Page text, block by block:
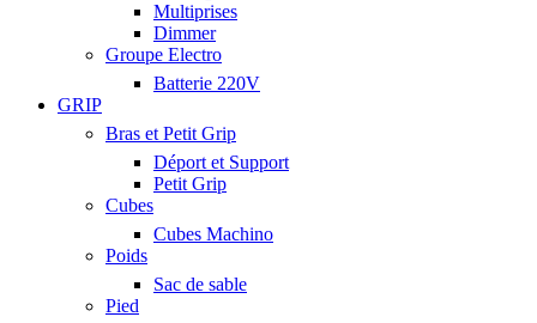
Multiprises
Dimmer
Groupe Electro
Batterie 220V
GRIP
Bras et Petit Grip
Déport et Support
Petit Grip
Cubes
Cubes Machino
Poids
Sac de sable
Pied